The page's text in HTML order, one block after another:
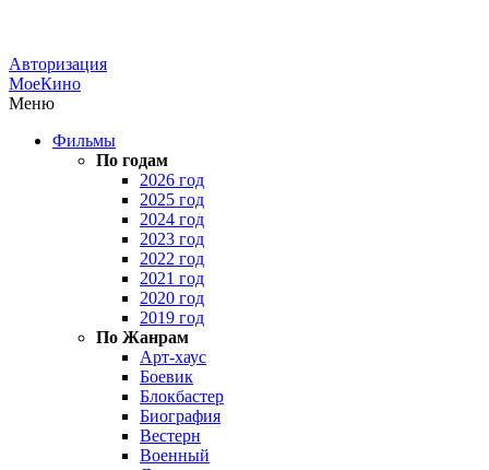
Авторизация
МоеКино
Меню
Фильмы
По годам
2026 год
2025 год
2024 год
2023 год
2022 год
2021 год
2020 год
2019 год
По Жанрам
Арт-хаус
Боевик
Блокбастер
Биография
Вестерн
Военный